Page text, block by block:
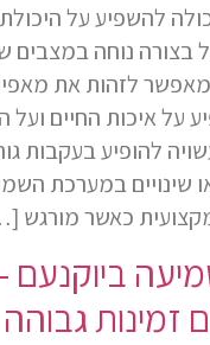
להשפיע על
בצורה נוחה במצבים
לזהות את
על איכות החיים
להופיע בעקבות
שינויים במערכת
כאשר מורגש
ביוקנעם
זמינות גבוהה